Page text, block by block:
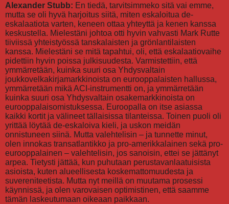
Alexander Stubb: En tiedä, tarvitsimmeko sitä vai emme,
mutta se oli hyvä harjoitus siitä, miten eskaloitua de-
eskalaatiota varten, keneen ottaa yhteyttä ja kenen kanssa
keskustella. Mielestäni johtoa otti hyvin vahvasti Mark Rutte
tiiviissä yhteistyössä tanskalaisten ja grönlantilaisten
kanssa. Mielestäni se mitä tapahtui, oli, että eskalaatiovaihe
pidettiin hyvin poissa julkisuudesta. Varmistettiin, että
ymmärretään, kuinka suuri osa Yhdysvaltain
joukkovelkakirjamarkkinoista on eurooppalaisten hallussa,
ymmärretään mikä ACI-instrumentti on, ja ymmärretään
kuinka suuri osa Yhdysvaltain osakemarkkinoista on
eurooppalaisomistuksessa. Euroopalla on itse asiassa
kaikki kortit ja välineet tällaisissa tilanteissa. Toinen puoli oli
yrittää löytää de-eskaloiva kieli, ja uskon meidän
onnistuneen siinä. Mutta valehtelisin – ja tunnette minut,
olen innokas transatlantikko ja pro-amerikkalainen sekä pro-
eurooppalainen – valehtelisin, jos sanoisin, ettei se jättänyt
arpea. Tietysti jättää, kun puhutaan perustavanlaatuisista
asioista, kuten alueellisesta koskemattomuudesta ja
suvereniteetista. Mutta nyt meillä on muutama prosessi
käynnissä, ja olen varovaisen optimistinen, että saamme
tämän laskeutumaan oikeaan paikkaan.